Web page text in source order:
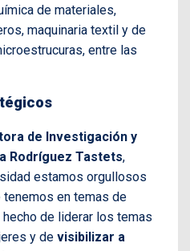
de materiales,
maquinaria textil y de
entre las
de Investigación y
Rodríguez Tastets,
estamos orgullosos
en temas de
de liderar los temas
y de visibilizar a